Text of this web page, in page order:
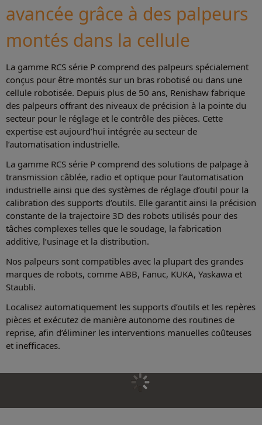
avancée grâce à des palpeurs
montés dans la cellule
La gamme RCS série P comprend des palpeurs spécialement
conçus pour être montés sur un bras robotisé ou dans une
cellule robotisée. Depuis plus de 50 ans, Renishaw fabrique
des palpeurs offrant des niveaux de précision à la pointe du
secteur pour le réglage et le contrôle des pièces. Cette
expertise est aujourd’hui intégrée au secteur de
l’automatisation industrielle.
La gamme RCS série P comprend des solutions de palpage à
transmission câblée, radio et optique pour l’automatisation
industrielle ainsi que des systèmes de réglage d’outil pour la
calibration des supports d’outils. Elle garantit ainsi la précision
constante de la trajectoire 3D des robots utilisés pour des
tâches complexes telles que le soudage, la fabrication
additive, l’usinage et la distribution.
Nos palpeurs sont compatibles avec la plupart des grandes
marques de robots, comme ABB, Fanuc, KUKA, Yaskawa et
Staubli.
Localisez automatiquement les supports d’outils et les repères
pièces et exécutez de manière autonome des routines de
reprise, afin d’éliminer les interventions manuelles coûteuses
et inefficaces.